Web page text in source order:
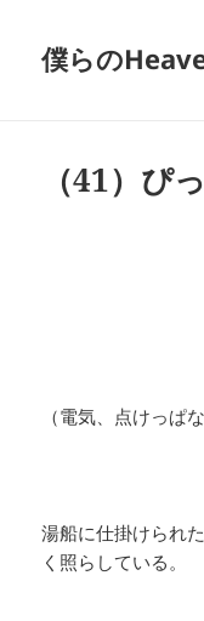
僕らの
（41）ぴ
（電気、点けっぱ
湯船に仕掛けられ
く照らしている。